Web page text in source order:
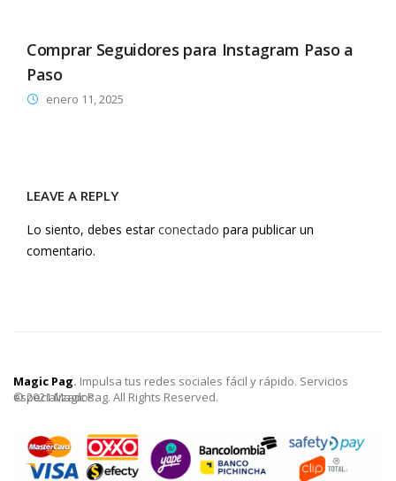
Comprar Seguidores para Instagram Paso a
Paso
enero 11, 2025
LEAVE A REPLY
Lo siento, debes estarconectado para publicar un
comentario.
Magic Pag. Impulsa tus redes sociales fácil y rápido. Servicios
especializados.
© 2021 Magic Pag. All Rights Reserved.